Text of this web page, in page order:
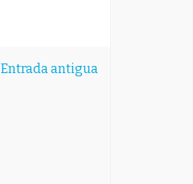
Entrada antigua